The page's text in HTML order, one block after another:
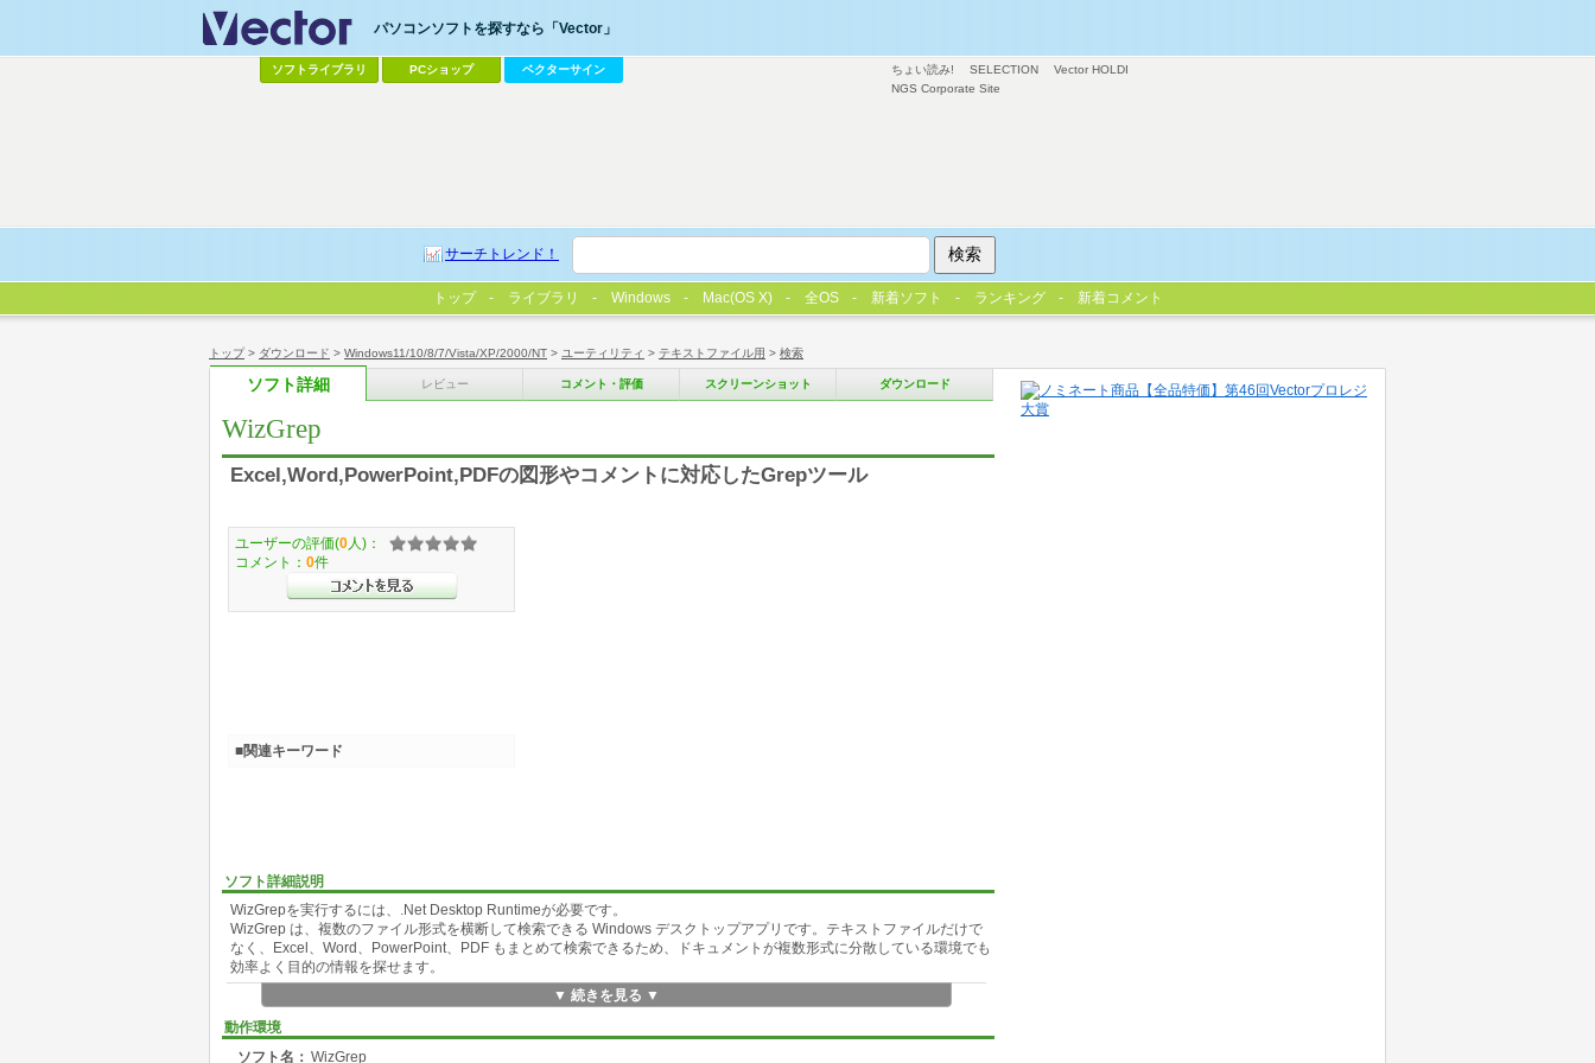
トップ> ダウンロード > Windows11/10/8/7/Vista/XP/2000/NT > ユーティリティ > テキストファイル用 > 検索
ソフト詳細 レビュー コメント・評価 スクリーンショット ダウンロード
WizGrep
Excel,Word,PowerPoint,PDFの図形やコメントに対応したGrepツール
ソフト詳細説明
WizGrepを実行するには、.Net Desktop Runtimeが必要です。
WizGrep は、複数のファイル形式を横断して検索できる Windows デスクトップアプリです。テキストファイルだけで
なく、Excel、Word、PowerPoint、PDF もまとめて検索できるため、ドキュメントが複数形式に分散している環境でも
効率よく目的の情報を探せます。
主な特長:
Excel、Word、PowerPoint、PDF、テキストファイルに対応
▼ 続きを見る ▼
動作環境
ソフト名： WizGrep
ユーザーの評価(0 人)：
コメント： 0件
■関連キーワード
ちょい読み! SELECTION
Vector HOLDI
NGS Corporate Site
パソコンソフトを探すなら「Vector」
ソフトライブラリ PCショップ ベクターサイン
サーチトレンド！
トップ ライブラリ Windows Mac(OS X) 全OS 新着ソフト ランキング 新着コメント